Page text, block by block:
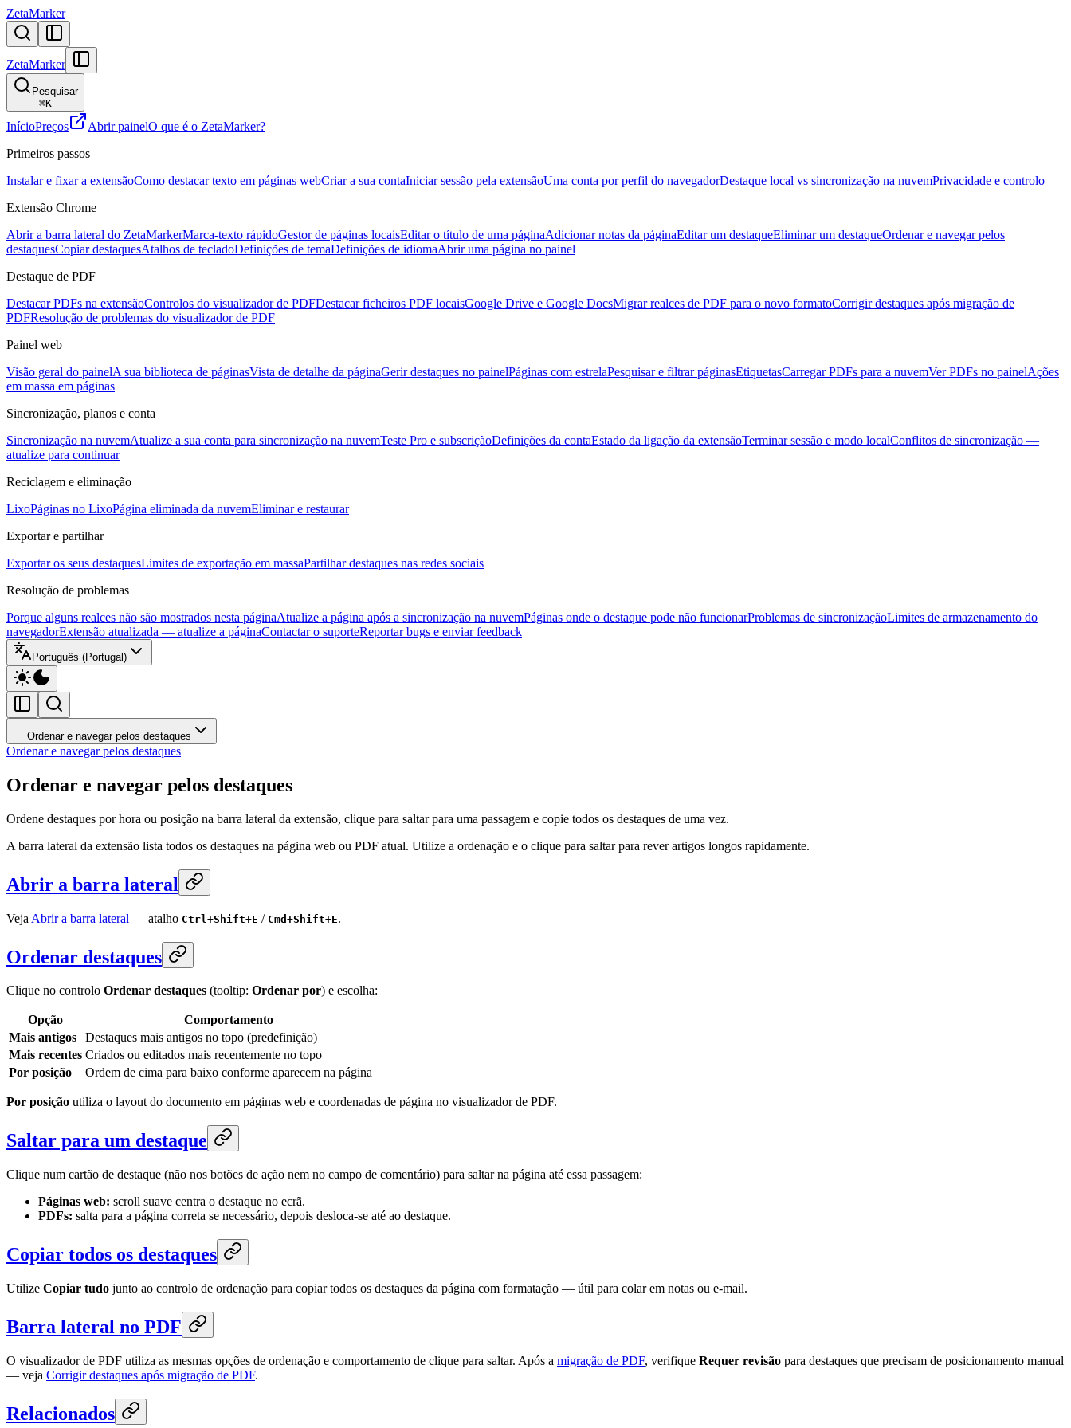
ZetaMarker
ZetaMarker
Pesquisar
⌘K
InícioPreços Abrir painelO que é o ZetaMarker?
Primeiros passos
Instalar e fixar a extensãoComo destacar texto em páginas webCriar a sua contaIniciar sessão pela extensãoUma conta por perfil do navegadorDestaque local vs sincronização na nuvemPrivacidade e controlo
Extensão Chrome
Abrir a barra lateral do ZetaMarkerMarca-texto rápidoGestor de páginas locaisEditar o título de uma páginaAdicionar notas da páginaEditar um destaqueEliminar um destaqueOrdenar e navegar pelos
destaquesCopiar destaquesAtalhos de tecladoDefinições de temaDefinições de idiomaAbrir uma página no painel
Destaque de PDF
Destacar PDFs na extensãoControlos do visualizador de PDFDestacar ficheiros PDF locaisGoogle Drive e Google DocsMigrar realces de PDF para o novo formatoCorrigir destaques após migração de
PDFResolução de problemas do visualizador de PDF
Painel web
Visão geral do painelA sua biblioteca de páginasVista de detalhe da páginaGerir destaques no painelPáginas com estrelaPesquisar e filtrar páginasEtiquetasCarregar PDFs para a nuvemVer PDFs no painelAções
em massa em páginas
Sincronização, planos e conta
Sincronização na nuvemAtualize a sua conta para sincronização na nuvemTeste Pro e subscriçãoDefinições da contaEstado da ligação da extensãoTerminar sessão e modo localConflitos de sincronização —
atualize para continuar
Reciclagem e eliminação
LixoPáginas no LixoPágina eliminada da nuvemEliminar e restaurar
Exportar e partilhar
Exportar os seus destaquesLimites de exportação em massaPartilhar destaques nas redes sociais
Resolução de problemas
Porque alguns realces não são mostrados nesta páginaAtualize a página após a sincronização na nuvemPáginas onde o destaque pode não funcionarProblemas de sincronizaçãoLimites de armazenamento do
navegadorExtensão atualizada — atualize a páginaContactar o suporteReportar bugs e enviar feedback
Português (Portugal)
Ordenar e navegar pelos destaques
Ordenar e navegar pelos destaques
Ordenar e navegar pelos destaques
Ordene destaques por hora ou posição na barra lateral da extensão, clique para saltar para uma passagem e copie todos os destaques de uma vez.
A barra lateral da extensão lista todos os destaques na página web ou PDF atual. Utilize a ordenação e o clique para saltar para rever artigos longos rapidamente.
Abrir a barra lateral
Veja Abrir a barra lateral — atalho Ctrl+Shift+E / Cmd+Shift+E.
Ordenar destaques
Clique no controlo Ordenar destaques (tooltip: Ordenar por) e escolha:
Opção
Comportamento
Mais antigos
Destaques mais antigos no topo (predefinição)
Mais recentes Criados ou editados mais recentemente no topo
Por posição
Ordem de cima para baixo conforme aparecem na página
Por posição utiliza o layout do documento em páginas web e coordenadas de página no visualizador de PDF.
Saltar para um destaque
Clique num cartão de destaque (não nos botões de ação nem no campo de comentário) para saltar na página até essa passagem:
Páginas web: scroll suave centra o destaque no ecrã.
PDFs: salta para a página correta se necessário, depois desloca-se até ao destaque.
Copiar todos os destaques
Utilize Copiar tudo junto ao controlo de ordenação para copiar todos os destaques da página com formatação — útil para colar em notas ou e-mail.
Barra lateral no PDF
O visualizador de PDF utiliza as mesmas opções de ordenação e comportamento de clique para saltar. Após a migração de PDF, verifique Requer revisão para destaques que precisam de posicionamento manual
— veja Corrigir destaques após migração de PDF.
Relacionados